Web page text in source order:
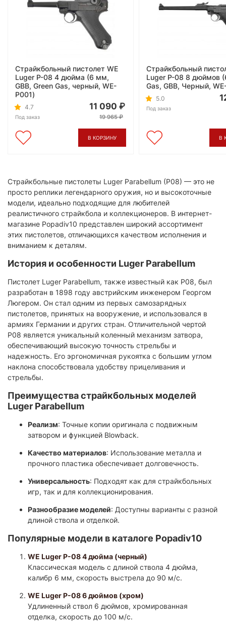
Страйкбольный пистолет WE
Luger P-08 4 дюйма (6 мм,
GBB, Green Gas, черный, WE-
P001)
4.7
Под заказ
11 090
19 965
В КОРЗИНУ
Страйкбольный
Luger P-08 8 дюймов
Gas, GBB, Черный,
5.0
Под заказ
В
Страйкбольные пистолеты Luger Parabellum (P08) — это не
просто реплики легендарного оружия, но и высокоточные
модели, идеально подходящие для любителей
реалистичного страйкбола и коллекционеров. В интернет-
магазине Popadiv10 представлен широкий ассортимент
этих пистолетов, отличающихся качеством исполнения и
вниманием к деталям.​
История и особенности Luger Parabellum
Пистолет Luger Parabellum, также известный как P08, был
разработан в 1898 году австрийским инженером Георгом
Люгером. Он стал одним из первых самозарядных
пистолетов, принятых на вооружение, и использовался в
армиях Германии и других стран. Отличительной чертой
P08 является уникальный коленный механизм затвора,
обеспечивающий высокую точность стрельбы и
надежность. Его эргономичная рукоятка с большим углом
наклона способствовала удобству прицеливания и
стрельбы.
Преимущества страйкбольных моделей
Luger Parabellum
Реализм: Точные копии оригинала с подвижным
затвором и функцией Blowback.​
Качество материалов: Использование металла и
прочного пластика обеспечивает долговечность.​
Универсальность: Подходят как для страйкбольных
игр, так и для коллекционирования.​
Разнообразие моделей: Доступны варианты с разной
длиной ствола и отделкой.
Популярные модели в каталоге Popadiv10
WE Luger P-08 4 дюйма (черный)
Классическая модель с длиной ствола 4 дюйма,
калибр 6 мм, скорость выстрела до 90 м/с.​
WE Luger P-08 6 дюймов (хром)
Удлиненный ствол 6 дюймов, хромированная
отделка, скорость до 100 м/с.​